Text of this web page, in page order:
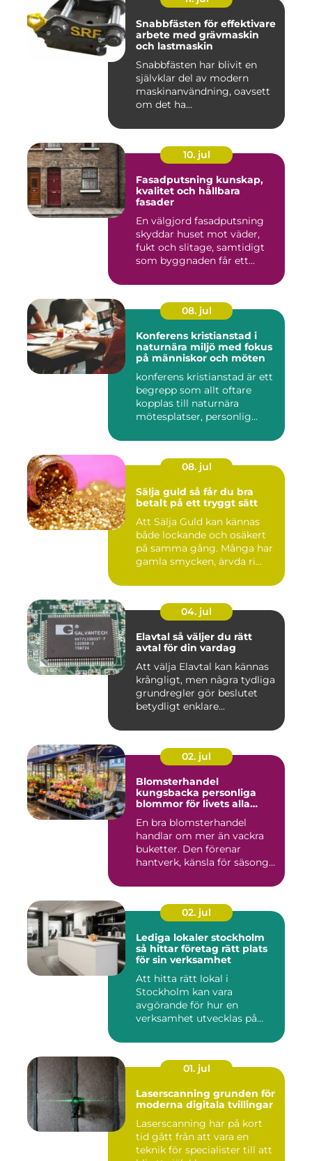
Snabbfästen för effektivare
arbete med grävmaskin
och lastmaskin
Snabbfästen har blivit en
självklar del av modern
maskinanvändning, oavsett
om det ha...
10. jul
Fasadputsning kunskap,
kvalitet och hållbara
fasader
En välgjord fasadputsning
skyddar huset mot väder,
fukt och slitage, samtidigt
som byggnaden får ett...
08. jul
Konferens kristianstad i
naturnära miljö med fokus
på människor och möten
konferens kristianstad är ett
begrepp som allt oftare
kopplas till naturnära
mötesplatser, personlig...
08. jul
Sälja guld så får du bra
betalt på ett tryggt sätt
Att Sälja Guld kan kännas
både lockande och osäkert
på samma gång. Många har
gamla smycken, ärvda ri...
04. jul
Elavtal så väljer du rätt
avtal för din vardag
Att välja Elavtal kan kännas
krångligt, men några tydliga
grundregler gör beslutet
betydligt enklare...
02. jul
Blomsterhandel
kungsbacka personliga
blommor för livets alla
En bra blomsterhandel
handlar om mer än vackra
buketter. Den förenar
hantverk, känsla för säsong
02. jul
Lediga lokaler stockholm
så hittar företag rätt plats
för sin verksamhet
Att hitta rätt lokal i
Stockholm kan vara
avgörande för hur en
verksamhet utvecklas på
01. jul
Laserscanning grunden för
moderna digitala tvillingar
Laserscanning har på kort
tid gått från att vara en
teknik för specialister till att